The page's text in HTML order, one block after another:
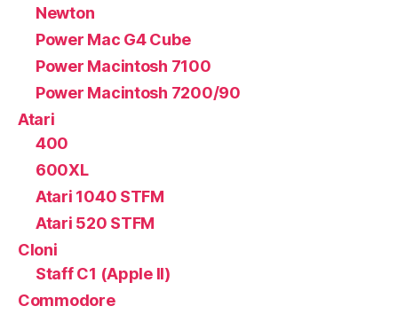
Newton
Power Mac G4 Cube
Power Macintosh 7100
Power Macintosh 7200/90
Atari
400
600XL
Atari 1040 STFM
Atari 520 STFM
Cloni
Staff C1 (Apple II)
Commodore